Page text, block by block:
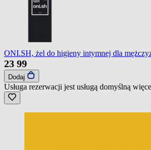
ONI.SH, żel do higieny intymnej dla
23 99
Dodaj
Usługa rezerwacji jest usługą domyślną